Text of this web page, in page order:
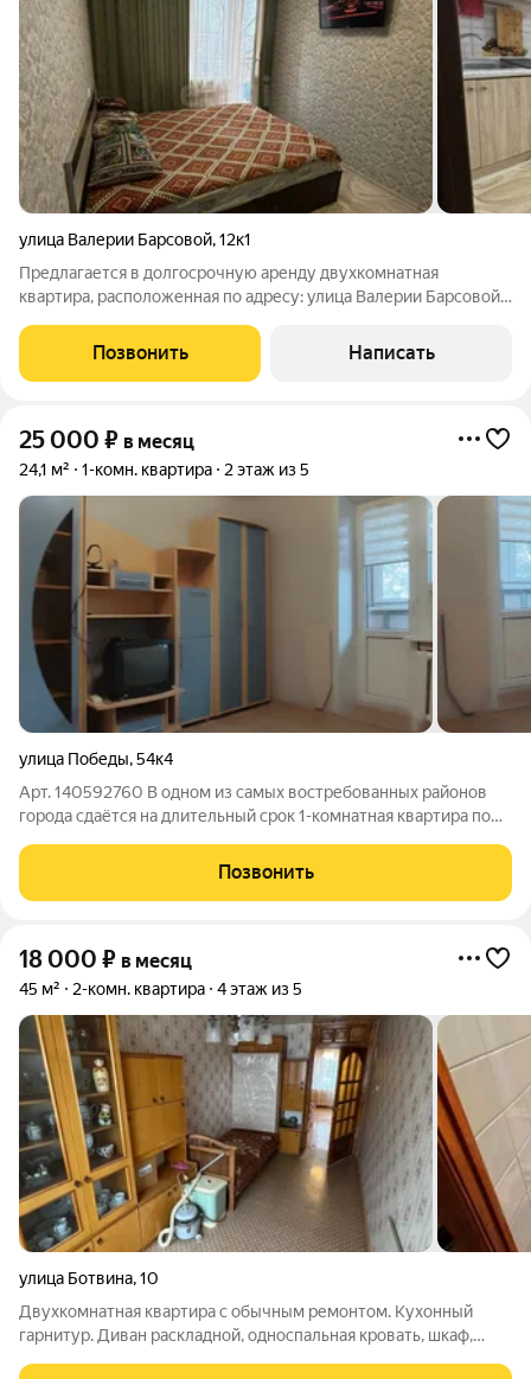
улица Валерии Барсовой,12к1
Предлагается в долгосрочную аренду двухкомнатная
квартира, расположенная по адресу: улица Валерии Барсовой,
минутах ходьбы от рынка Б. Исады. В квартире выполнен
современный косметический ремонт
Позвонить Написать
25 000 ₽ в месяц
24,1 м² 1-комн. квартира 2 этаж из 5
улица Победы,54к4
Арт. 140592760 В одном из самых востребованных районов
города сдаётся нa длительный срок 1-комнатная квартира пo
квартире имеется вся необходимая для проживания мебель и
техника
Позвонить
18 000 ₽ в месяц
45 м² 2-комн. квартира 4 этаж из 5
улица Ботвина,10
Двухкомнатная квартира с обычным ремонтом. Кухонный
гарнитур. Диван раскладной, односпальная кровать, шкаф,